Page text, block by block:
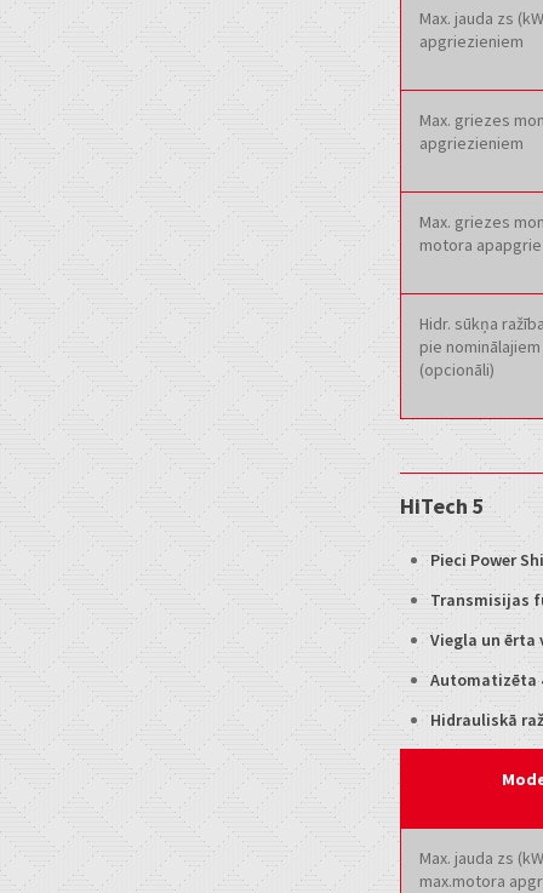
Max. jauda zs
apgriezieniem
Max. griezes
apgriezieniem
Max. griezes
motora
Hidr. sūkņa
pie
(opcionāli)
HiTech 5
Pieci Power
Transmisijas
Viegla un
Automatizēta
Hidrauliskā
Max. jauda zs
max.motora